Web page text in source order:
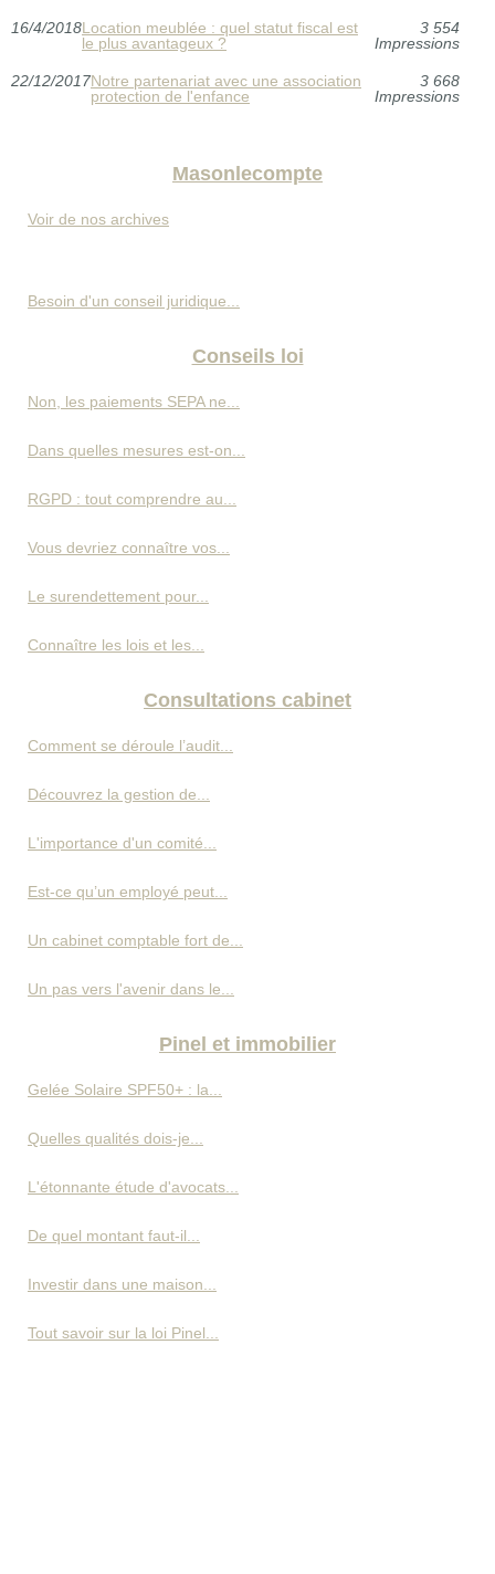
16/4/2018Location meublée : quel statut fiscal est
le plus avantageux ?
3 554
Impressions
22/12/2017Notre partenariat avec une association
protection de l'enfance
3 668
Impressions
Masonlecompte
Voir de nos archives
Besoin d'un conseil juridique...
Conseils loi
Non, les paiements SEPA ne...
Dans quelles mesures est-on...
RGPD : tout comprendre au...
Vous devriez connaître vos...
Le surendettement pour...
Connaître les lois et les...
Consultations cabinet
Comment se déroule l’audit...
Découvrez la gestion de...
L'importance d'un comité...
Est-ce qu’un employé peut...
Un cabinet comptable fort de...
Un pas vers l'avenir dans le...
Pinel et immobilier
Gelée Solaire SPF50+ : la...
Quelles qualités dois-je...
L'étonnante étude d'avocats...
De quel montant faut-il...
Investir dans une maison...
Tout savoir sur la loi Pinel...